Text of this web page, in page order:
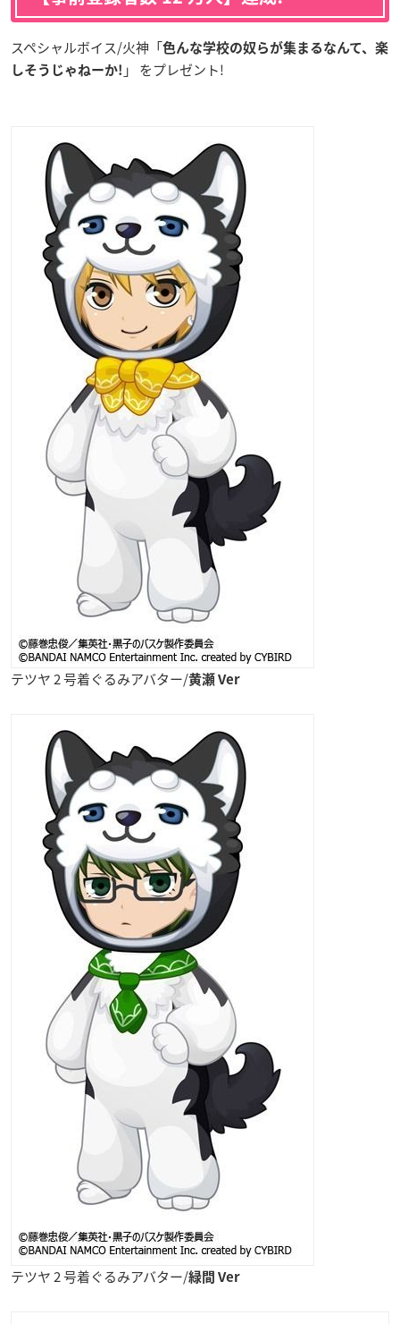
スペシャルボイス/火神「色んな学校の奴らが集まるなんて、楽
しそうじゃねーか! 」 をプレゼント!
テツヤ 2 号着ぐるみアバター/黄瀬 Ver
テツヤ 2 号着ぐるみアバター/緑間 Ver